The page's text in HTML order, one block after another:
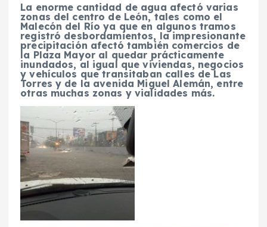
La enorme cantidad de agua afectó varias
zonas del centro de León, tales como el
Malecón del Río ya que en algunos tramos
registró desbordamientos, la impresionante
precipitación afectó también comercios de
la Plaza Mayor al quedar prácticamente
inundados, al igual que viviendas, negocios
y vehículos que transitaban calles de Las
Torres y de la avenida Miguel Alemán, entre
otras muchas zonas y vialidades más.